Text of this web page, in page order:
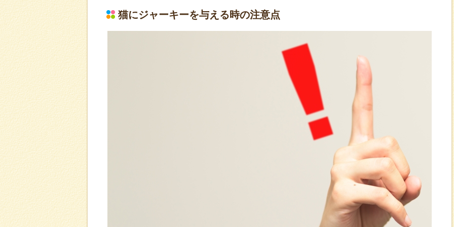
猫にジャーキーを与える時の注意点